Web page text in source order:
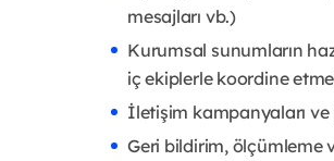
mesajları vb.)
Kurumsal sunumların
iç ekiplerle koordine
İletişim kampanyaları
Geri bildirim, ölçümleme